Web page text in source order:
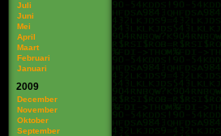
Juli
Juni
Mei
April
Maart
Februari
Januari
2009
December
November
Oktober
September